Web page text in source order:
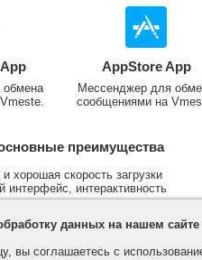
AppStore App
Мессенджер для
сообщениями на
преимущества
хорошая скорость загрузки
интерфейс, интерактивность
рекламу
сообществах
типов и больших файлов
данных на нашем сайте
вы соглашаетесь с